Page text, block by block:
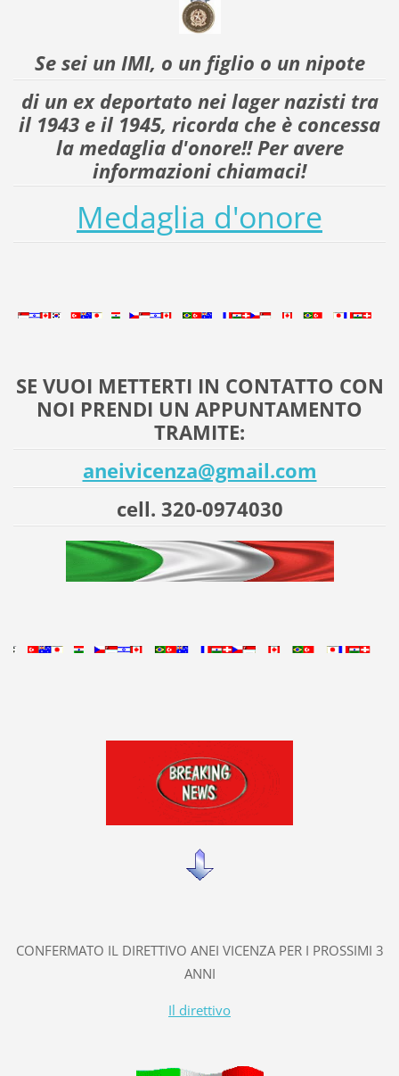
Se sei un IMI, o un figlio o un nipote
di un ex deportato nei lager nazisti tra
il 1943 e il 1945, ricorda che è concessa
la medaglia d'onore!! Per avere
informazioni chiamaci!
Medaglia d'onore
SE VUOI METTERTI IN CONTATTO CON
NOI PRENDI UN APPUNTAMENTO
TRAMITE:
aneivicenza@gmail.com
cell. 320-0974030
CONFERMATO IL DIRETTIVO ANEI VICENZA PER I PROSSIMI 3
ANNI
Il direttivo